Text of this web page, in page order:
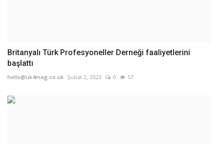
Britanyalı Türk Profesyoneller Derneği faaliyetlerini
başlattı
hello@uk4mag.co.uk Şubat 2, 2023 0 57